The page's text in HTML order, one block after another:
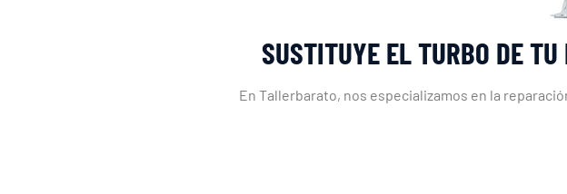
SUSTITUYE EL TURBO DE
En Tallerbarato, nos especializamos en la